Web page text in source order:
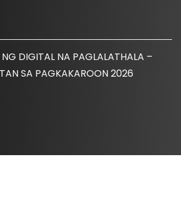
DIGITAL NA PAGLALATHALA –
SA PAGKAKAROON 2026